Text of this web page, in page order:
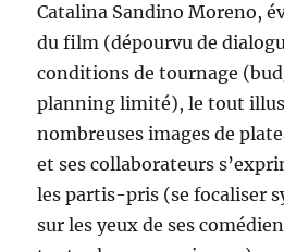
Catalina Sandino Moreno,
du film (dépourvu de
conditions de tournage
planning limité), le tout
nombreuses images de
et ses collaborateurs
les partis-pris (se focaliser
sur les yeux de ses